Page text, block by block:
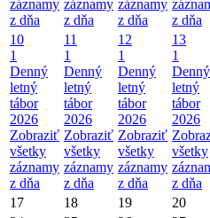
záznamy
z dňa
záznamy
z dňa
záznamy
z dňa
z dňa
10
1
Denný
letný
tábor
2026
Zobraziť
všetky
záznamy
z dňa
11
1
Denný
letný
tábor
2026
Zobraziť
všetky
záznamy
z dňa
12
1
Denný
letný
tábor
2026
Zobraziť
všetky
záznamy
z dňa
13
1
Denný
letný
tábor
2026
všetky
z dňa
17 18 19 20